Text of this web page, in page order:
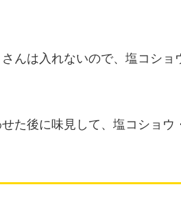
んは入れないので、塩コショ
た後に味見して、塩コショ